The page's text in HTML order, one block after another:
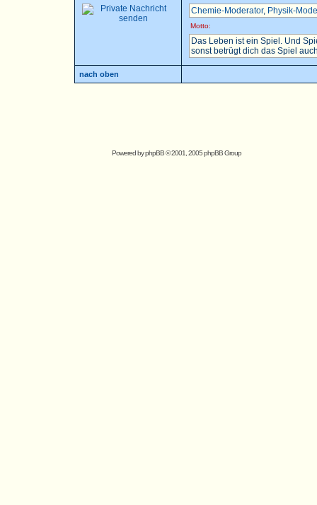
Chemie-Moderator, Physik-
Motto:
Das Leben ist ein Spiel. Und
sonst betrügt dich das Spiel
nach oben
Powered byphpBB© 2001, 2005 phpBB Group